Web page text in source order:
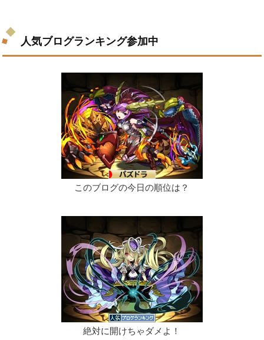
人気ブログランキング参加中
このブログの今日の順位は？
絶対に開けちゃダメよ！